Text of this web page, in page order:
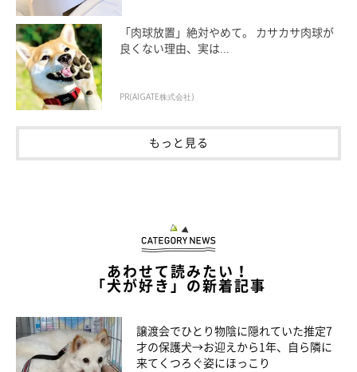
「肉球放置」絶対やめて。 カサカサ肉球が
良くない理由、実は...
PR(AIGATE株式会社)
もっと見る
あわせて読みたい！
「犬が好き」の新着記事
譲渡会でひとり物陰に隠れていた推定7
才の保護犬→お迎えから1年、自ら隣に
来てくつろぐ姿にほっこり